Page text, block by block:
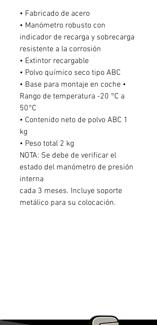
• Fabricado de acero
• Manómetro robusto con
indicador de recarga y sobrecarga
resistente a la corrosión
• Extintor recargable
• Polvo químico seco tipo ABC
• Base para montaje en coche •
Rango de temperatura -20 °C a
50°C
• Contenido neto de polvo ABC 1
kg
• Peso total 2 kg
NOTA: Se debe de verificar el
estado del manómetro de presión
interna
cada 3 meses. Incluye soporte
metálico para su colocación.